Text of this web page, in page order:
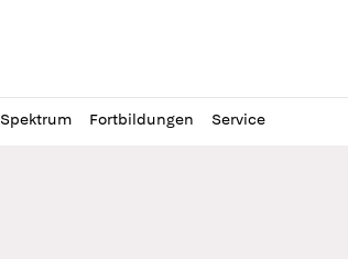
Spektrum Fortbildungen Service